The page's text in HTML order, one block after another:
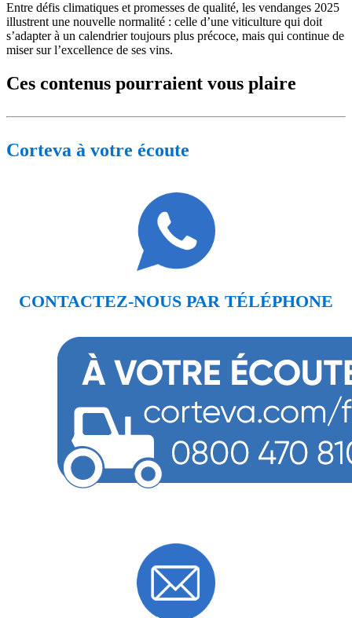
Entre défis climatiques et promesses de qualité, les vendanges 2025
illustrent une nouvelle normalité : celle d’une viticulture qui doit
s’adapter à un calendrier toujours plus précoce, mais qui continue de
miser sur l’excellence de ses vins.
Ces contenus pourraient vous plaire
Corteva à votre écoute
CONTACTEZ-NOUS PAR TÉLÉPHONE